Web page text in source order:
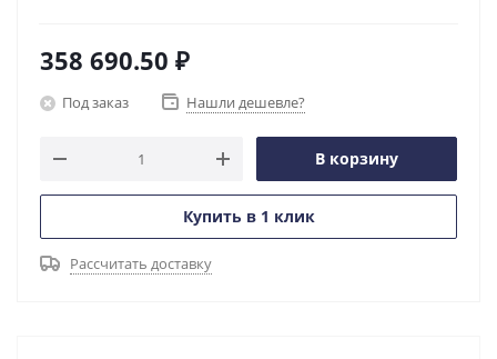
358 690.50 ₽
Под заказ Нашли дешевле?
В корзину
Купить в 1 клик
Рассчитать доставку